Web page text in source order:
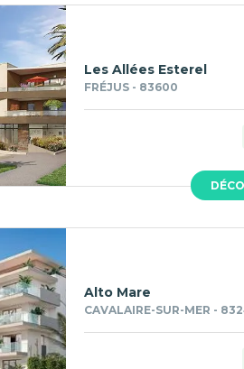
Les Allées Esterel
FRÉJUS - 83600
Alto Mare
CAVALAIRE-SUR-MER -